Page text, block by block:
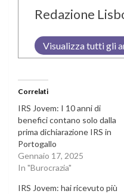
Redazione
Visualizza tutti gli
Correlati
IRS Jovem: I 10 anni di
benefici contano solo dalla
prima dichiarazione IRS in
Portogallo
Gennaio 17, 2025
In "Burocrazia"
IRS Jovem: hai ricevuto più